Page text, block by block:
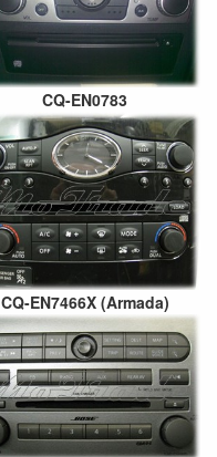
CQ-EN0783
CQ-EN7466X (Armada)